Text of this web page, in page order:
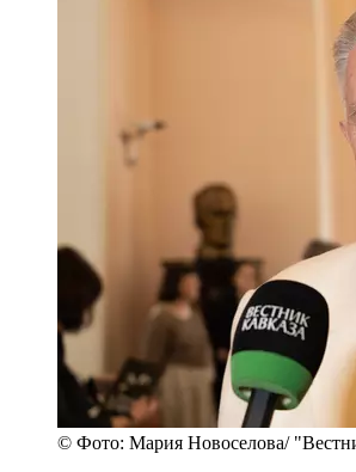
© Фото: Мария Новоселова/